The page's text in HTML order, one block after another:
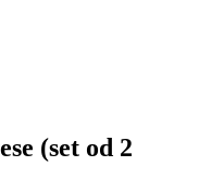
(set od 2